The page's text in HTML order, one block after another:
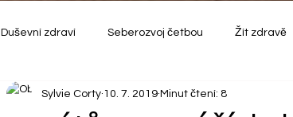
Duševní zdraví Seberozvoj četbou Žít zdravě
Sylvie Corty 10. 7. 2019 Minut čtení: 8